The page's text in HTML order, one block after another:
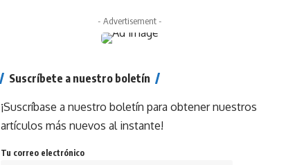
- Advertisement -
Suscríbete a nuestro boletín
¡Suscríbase a nuestro boletín para obtener nuestros
artículos más nuevos al instante!
Tu correo electrónico